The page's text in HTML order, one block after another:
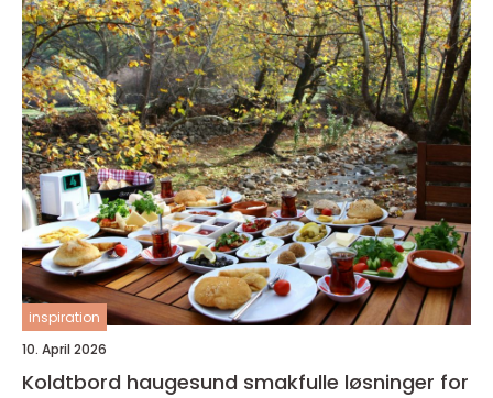
inspiration
10. April 2026
Koldtbord haugesund smakfulle løsninger for